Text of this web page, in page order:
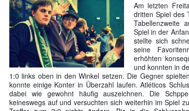
Am letzten
dritten Spiel des
Tabellenzweite
Spiel in der
stellte sich
seine
erhöhten
und konnten in
1:0 links oben in den Winkel setzen. Die Gegner s
konnte einige Konter in Überzahl laufen. Atléticos
dabei wie gewohnt häufig auszeichnen. Die
keineswegs auf und versuchten sich weiterhin im Spiel